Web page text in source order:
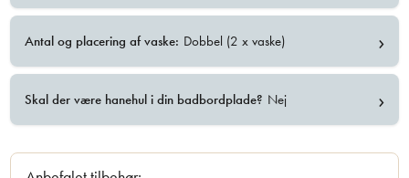
Antal og placering af vaske: Dobbel (2 x vaske) ›
Skal der være hanehul i din badbordplade? Nej ›